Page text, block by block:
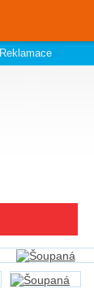
Reklamace